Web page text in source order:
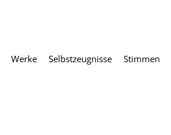
Werke Selbstzeugnisse Stimmen